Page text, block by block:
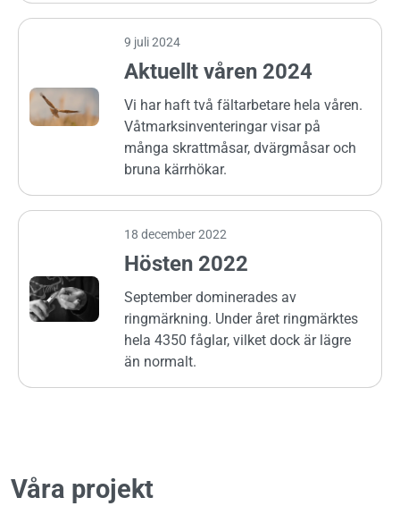
9 juli 2024
Aktuellt våren 2024
Vi har haft två fältarbetare hela våren.
Våtmarksinventeringar visar på
många skrattmåsar, dvärgmåsar och
bruna kärrhökar.
18 december 2022
Hösten 2022
September dominerades av
ringmärkning. Under året ringmärktes
hela 4350 fåglar, vilket dock är lägre
än normalt.
Våra projekt